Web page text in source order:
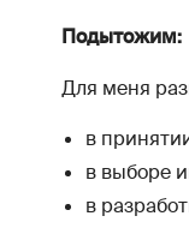
Подытожим:
Для меня
в
в выборе
в